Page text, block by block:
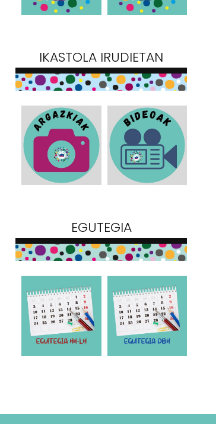
IKASTOLA IRUDIETAN
EGUTEGIA